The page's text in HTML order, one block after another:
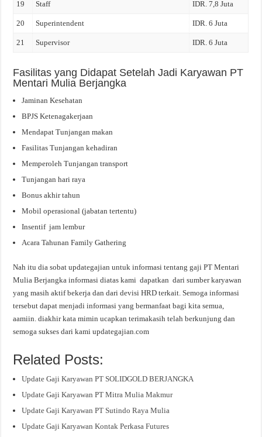
19 Staff IDR. 7,8 Juta
20 Superintendent IDR. 6 Juta
21 Supervisor IDR. 6 Juta
Fasilitas yang Didapat Setelah Jadi Karyawan PT
Mentari Mulia Berjangka
Jaminan Kesehatan
BPJS Ketenagakerjaan
Mendapat Tunjangan makan
Fasilitas Tunjangan kehadiran
Memperoleh Tunjangan transport
Tunjangan hari raya
Bonus akhir tahun
Mobil operasional (jabatan tertentu)
Insentif jam lembur
Acara Tahunan Family Gathering
Nah itu dia sobat updategajian untuk informasi tentang gaji PT Mentari
Mulia Berjangka informasi diatas kami dapatkan dari sumber karyawan
yang masih aktif bekerja dan dari devisi HRD terkait. Semoga informasi
tersebut dapat menjadi informasi yang bermanfaat bagi kita semua,
aamiin. diakhir kata mimin ucapkan terimakasih telah berkunjung dan
semoga sukses dari kami updategajian.com
Related Posts:
Update Gaji Karyawan PT SOLIDGOLD BERJANGKA
Update Gaji Karyawan PT Mitra Mulia Makmur
Update Gaji Karyawan PT Sutindo Raya Mulia
Update Gaji Karyawan Kontak Perkasa Futures